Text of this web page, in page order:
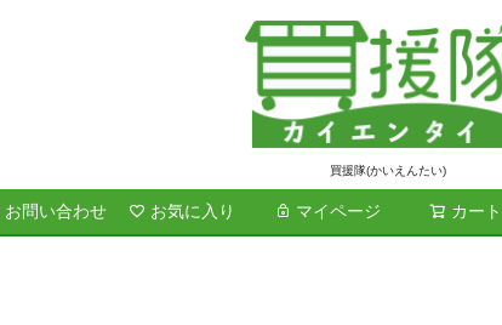
買援隊(かいえんたい)
お問い合わせ お気に入り マイページ カート
検
価格